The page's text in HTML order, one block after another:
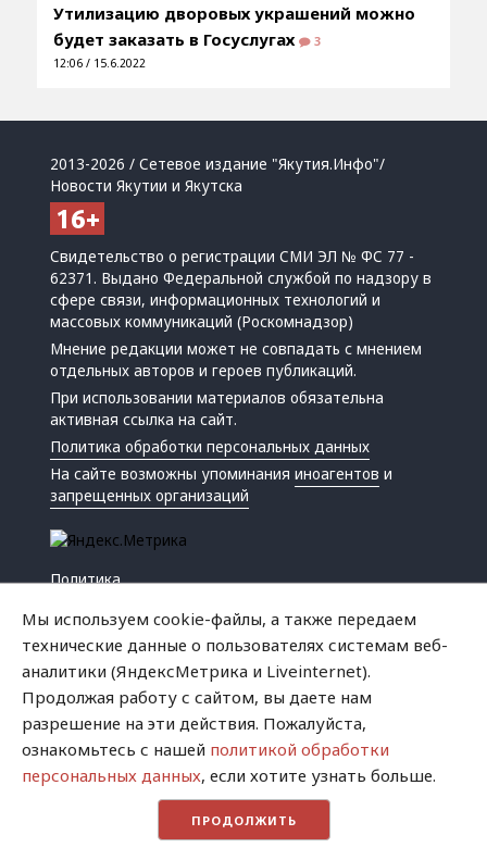
Утилизацию дворовых украшений можно
будет заказать в Госуслугах
3
12:06 / 15.6.2022
2013-2026 / Сетевое издание "Якутия.Инфо"/
Новости Якутии и Якутска
Свидетельство о регистрации СМИ ЭЛ № ФС 77 -
62371. Выдано Федеральной службой по надзору в
сфере связи, информационных технологий и
массовых коммуникаций (Роскомнадзор)
Мнение редакции может не совпадать с мнением
отдельных авторов и героев публикаций.
При использовании материалов обязательна
активная ссылка на сайт.
Политика обработки персональных данных
На сайте возможны упоминанияиноагентов и
запрещенных организаций
Политика
Успех
Хватит это терпеть
Мы используем cookie-файлы, а также передаем
технические данные о пользователях системам веб-
аналитики (ЯндексМетрика и Liveinternet).
Продолжая работу с сайтом, вы даете нам
разрешение на эти действия. Пожалуйста,
ознакомьтесь с нашей политикой обработки
персональных данных, если хотите узнать больше.
ПРОДОЛЖИТЬ